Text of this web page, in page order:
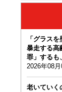
「グラス
暴走する高
罪」するも
2026年08月
老いていく